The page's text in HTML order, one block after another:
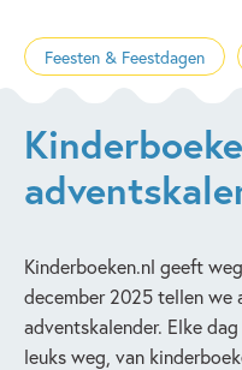
Feesten & Feestdagen
Kinderboeken.nl geeft
december 2025 tellen we
adventskalender. Elke
leuks weg, van